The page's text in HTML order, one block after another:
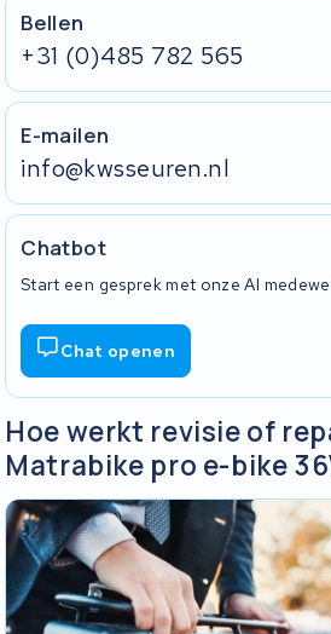
Bellen
+31 (0)485 782 565
E-mailen
info@kwsseuren.nl
Chatbot
Start een gesprek met onze AI
Chat openen
Hoe werkt revisie of
Matrabike pro e-bike